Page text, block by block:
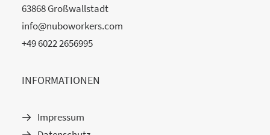
63868 Großwallstadt
info@nuboworkers.com
+49 6022 2656995
INFORMATIONEN
Impressum